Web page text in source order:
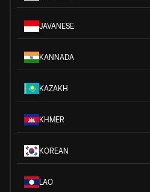
JAVANESE
KANNADA
KAZAKH
KHMER
KOREAN
LAO